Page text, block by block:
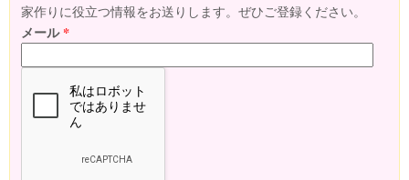
家作りに役立つ情報をお送りします。ぜひご登録ください。
メール*